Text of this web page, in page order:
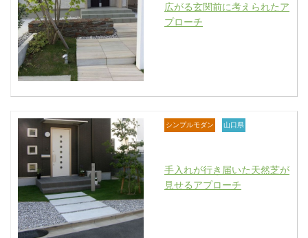
広がる玄関前に考えられたア
プローチ
シンプルモダン 山口県
手入れが行き届いた天然芝が
見せるアプローチ